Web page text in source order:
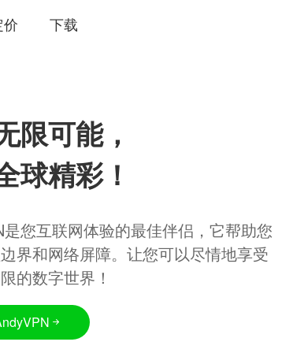
价 下载
限可能，
球精彩！
是您互联网体验的最佳伴侣，它帮助您
界和网络屏障。让您可以尽情地享受
的数字世界！